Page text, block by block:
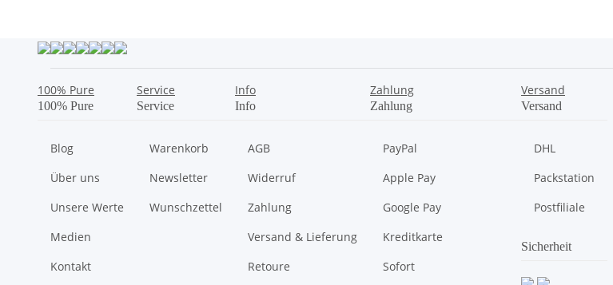
100% Pure
100% Pure
Blog
Über uns
Unsere Werte
Medien
Kontakt
Service
Service
Warenkorb
Newsletter
Wunschzettel
Info
Info
AGB
Widerruf
Zahlung
Versand & Lieferung
Retoure
Zahlung
Zahlung
PayPal
Apple Pay
Google Pay
Kreditkarte
Sofort
Versand
Versand
DHL
Packstation
Postfiliale
Sicherheit